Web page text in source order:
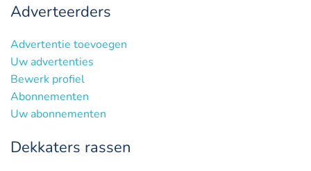
Adverteerders
Advertentie toevoegen
Uw advertenties
Bewerk profiel
Abonnementen
Uw abonnementen
Dekkaters rassen